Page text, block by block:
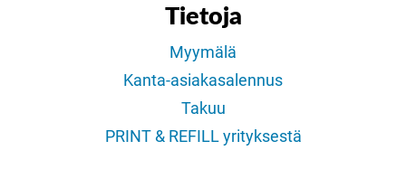
Tietoja
Myymälä
Kanta-asiakasalennus
Takuu
PRINT & REFILL yrityksestä